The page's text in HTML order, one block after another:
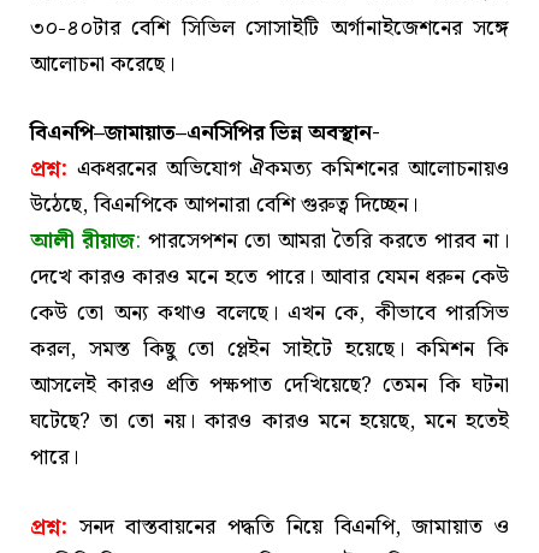
৩০-৪০টার বেশি সিভিল সোসাইটি অর্গানাইজেশনের সঙ্গে
আলোচনা করেছে।
বিএনপি–জামায়াত–এনসিপির ভিন্ন অবস্থান-
প্রশ্ন: একধরনের অভিযোগ ঐকমত্য কমিশনের আলোচনায়ও
উঠেছে, বিএনপিকে আপনারা বেশি গুরুত্ব দিচ্ছেন।
আলী রীয়াজ: পারসেপশন তো আমরা তৈরি করতে পারব না।
দেখে কারও কারও মনে হতে পারে। আবার যেমন ধরুন কেউ
কেউ তো অন্য কথাও বলেছে। এখন কে, কীভাবে পারসিভ
করল, সমস্ত কিছু তো প্লেইন সাইটে হয়েছে। কমিশন কি
আসলেই কারও প্রতি পক্ষপাত দেখিয়েছে? তেমন কি ঘটনা
ঘটেছে? তা তো নয়। কারও কারও মনে হয়েছে, মনে হতেই
পারে।
প্রশ্ন:সনদ বাস্তবায়নের পদ্ধতি নিয়ে বিএনপি, জামায়াত ও